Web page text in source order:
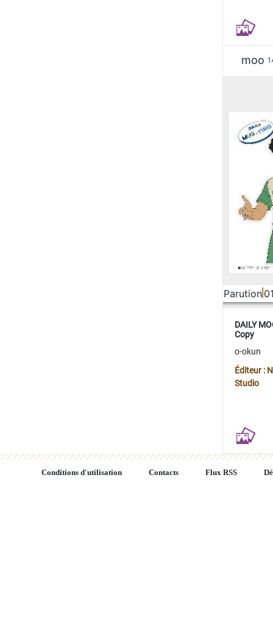
moo
Parution
DAILY
Copy
o-okun
Éditeur :
Studio
Conditions d'utilisation Contacts Flux RSS